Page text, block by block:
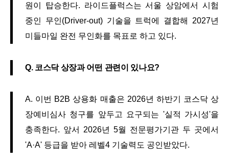
원이 탑승한다. 라이드플럭스는 서울 상암에서 시험
중인 무인(Driver-out) 기술을 트럭에 결합해 2027년
미들마일 완전 무인화를 목표로 하고 있다.
Q. 코스닥 상장과 어떤 관련이 있나요?
A. 이번 B2B 상용화 매출은 2026년 하반기 코스닥 상
장예비심사 청구를 앞두고 요구되는 '실적 가시성'을
충족한다. 앞서 2026년 5월 전문평가기관 두 곳에서
'A·A' 등급을 받아 레벨4 기술력도 공인받았다.